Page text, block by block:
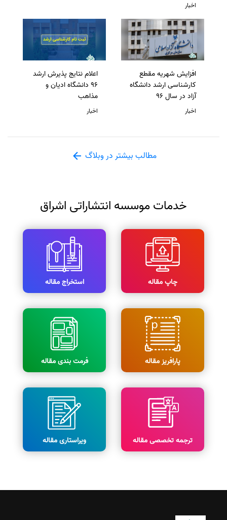
اخبار
افزایش شهریه مقطع
کارشناسی ارشد دانشگاه
آزاد در سال 96
اخبار
اعلام نتایج پذیرش ارشد
96 دانشگاه ادیان و
مذاهب
اخبار
مطالب بیشتر در وبلاگ
خدمات موسسه انتشاراتی اشراق
چاپ مقاله استخراج مقاله
پارافریز مقاله فرمت بندی مقاله
ترجمه تخصصی مقاله ویراستاری مقاله